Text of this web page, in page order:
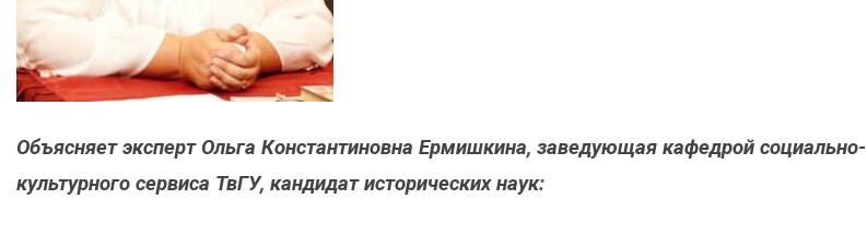
Объясняет эксперт Ольга Константиновна Ермишкина, заведующая кафедрой социально-
культурного сервиса ТвГУ, кандидат исторических наук: